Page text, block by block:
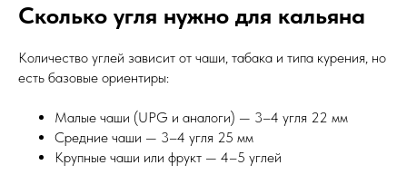
Сколько угля нужно для кальяна
Количество углей зависит от чаши, табака и типа курения, но
есть базовые ориентиры:
Малые чаши (UPG и аналоги) — 3–4 угля 22 мм
Средние чаши — 3–4 угля 25 мм
Крупные чаши или фрукт — 4–5 углей